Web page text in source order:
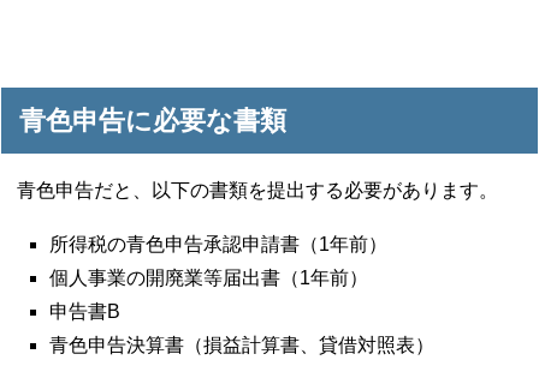
青色申告に必要な書類
青色申告だと、以下の書類を提出する必要があります。
所得税の青色申告承認申請書（1年前）
個人事業の開廃業等届出書（1年前）
申告書B
青色申告決算書（損益計算書、貸借対照表）